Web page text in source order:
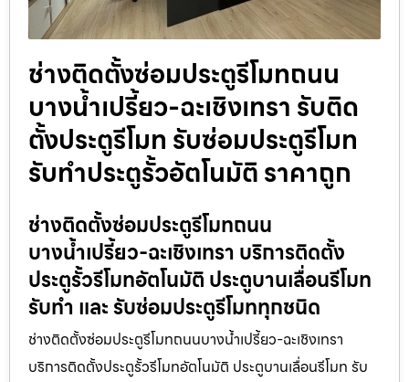
ช่างติดตั้งซ่อมประตูรีโมทถนน
บางน้ำเปรี้ยว-ฉะเชิงเทรา รับติด
ตั้งประตูรีโมท รับซ่อมประตูรีโมท
รับทำประตูรั้วอัตโนมัติ ราคาถูก
ช่างติดตั้งซ่อมประตูรีโมทถนน
บางน้ำเปรี้ยว-ฉะเชิงเทรา บริการติดตั้ง
ประตูรั้วรีโมทอัตโนมัติ ประตูบานเลื่อนรีโมท
รับทำ และ รับซ่อมประตูรีโมททุกชนิด
ช่างติดตั้งซ่อมประตูรีโมทถนนบางน้ำเปรี้ยว-ฉะเชิงเทรา
บริการติดตั้งประตูรั้วรีโมทอัตโนมัติ ประตูบานเลื่อนรีโมท รับ